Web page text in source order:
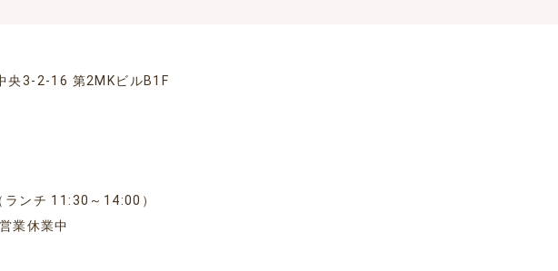
央3-2-16 第2MKビルB1F
ンチ 11:30～14:00）
業休業中